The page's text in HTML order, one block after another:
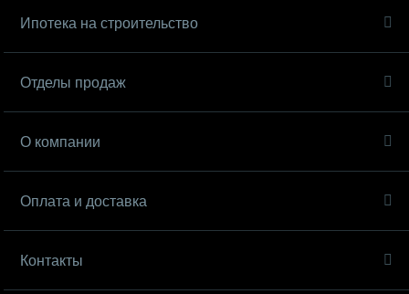
Ипотека на строительство
Отделы продаж
О компании
Оплата и доставка
Контакты